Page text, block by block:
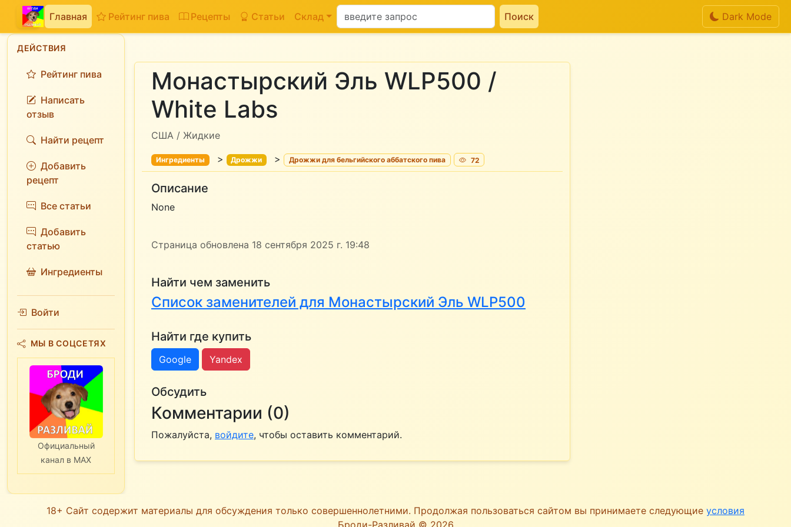
Главная Рейтинг пива Рецепты Статьи Склад Поиск Dark Mode
ДЕЙСТВИЯ
Рейтинг пива
Написать
отзыв
Найти рецепт
Добавить
рецепт
Все статьи
Добавить
статью
Ингредиенты
Войти
МЫ В СОЦСЕТЯХ
Официальный
канал в MAX
Монастырский Эль WLP500 /
White Labs
США / Жидкие
Ингредиенты > Дрожжи > Дрожжи для бельгийского аббатского пива 72
Описание
None
Страница обновлена 18 сентября 2025 г. 19:48
Найти чем заменить
Список заменителей для Монастырский Эль WLP500
Найти где купить
Google Yandex
Обсудить
Комментарии (0)
Пожалуйста, войдите, чтобы оставить комментарий.
18+ Сайт содержит материалы для обсуждения только совершеннолетними. Продолжая пользоваться сайтом вы принимаете следующие условия